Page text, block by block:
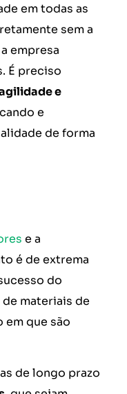
em todas as
sem a
empresa
É preciso
e
e
de forma
e a
é de extrema
do
materiais de
em que são
de longo prazo